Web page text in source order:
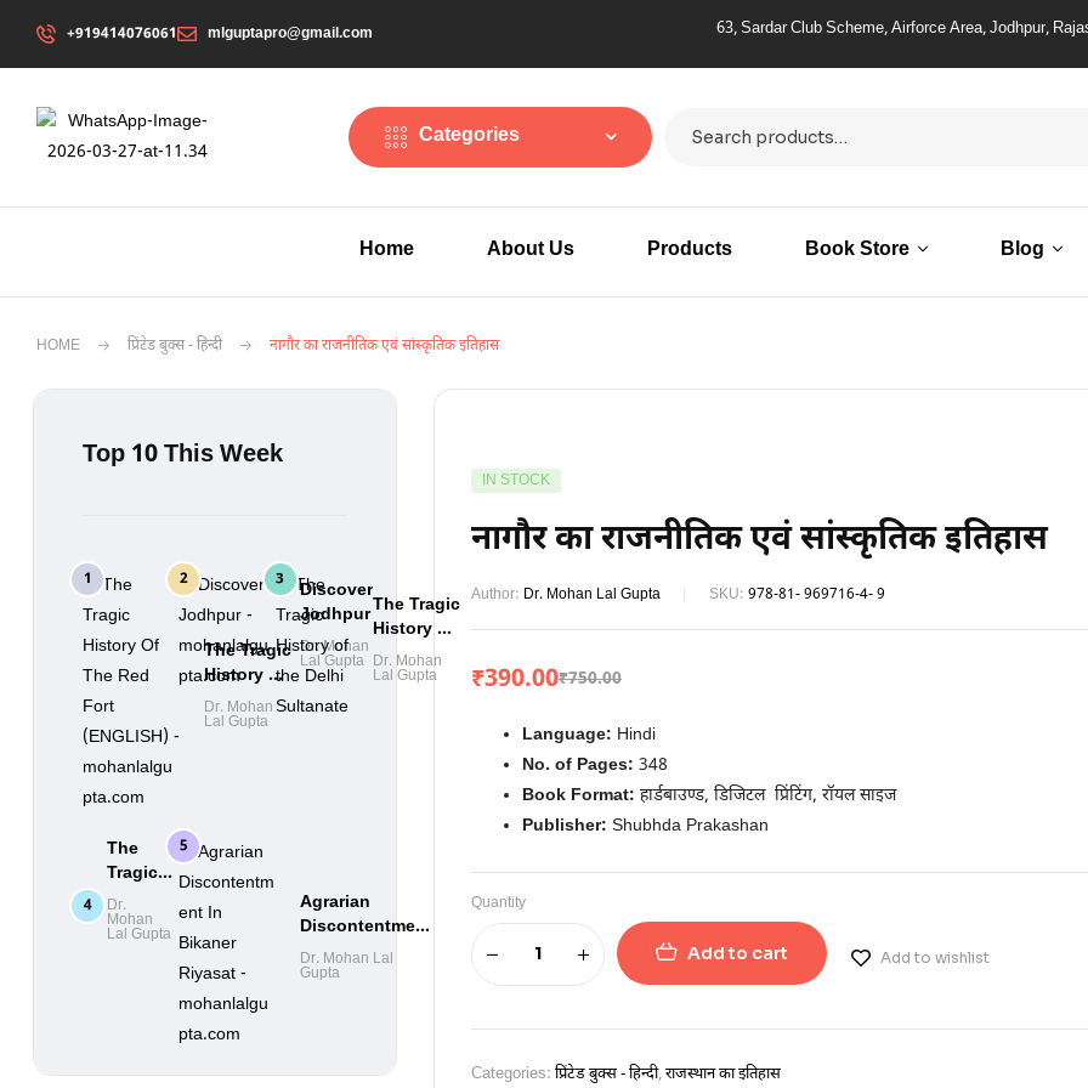
+919414076061 mlguptapro@gmail.com 63, Sardar Club Scheme, Airforce Area, Jodhpur, Rajasthan –
Categories
Home About Us Products Book Store Blog
HOME प्रिंटेड बुक्स - हिन्दी नागौर का राजनीतिक एवं सांस्कृतिक इतिहास
IN STOCK
नागौर का राजनीतिक एवं सांस्कृतिक इतिहास
Author: Dr. Mohan Lal Gupta SKU: 978-81- 969716-4- 9
₹750.00
₹390.00
Language: Hindi
No. of Pages: 348
Book Format: हार्डबाउण्ड, डिजिटल प्रिंटिंग, रॉयल साइज
Publisher: Shubhda Prakashan
Quantity
Add to cart Add to wishlist
Categories: प्रिंटेड बुक्स - हिन्दी,राजस्थान का इतिहास
Top 10 This Week
The Tragic
History Of
The Red
Fort
Dr. Mohan
Lal Gupta
Discover
Jodhpur
Dr. Mohan
Lal Gupta
The Tragic
History Of
The Delhi
Sultanate
Dr. Mohan
Lal Gupta
The
Tragic
History
Of
Babur’s
Dr.
Mohan
Lal Gupta
Agrarian
Discontentment
In Bikaner
Riyasat
Dr. Mohan Lal
Gupta